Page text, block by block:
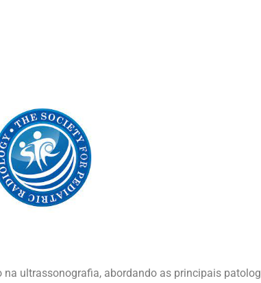
ultrassonografia, abordando as principais